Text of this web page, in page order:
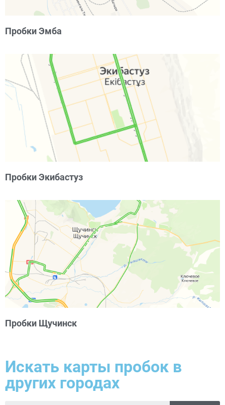
Пробки Эмба
Пробки Экибастуз
Пробки Щучинск
Искать карты пробок в
других городах